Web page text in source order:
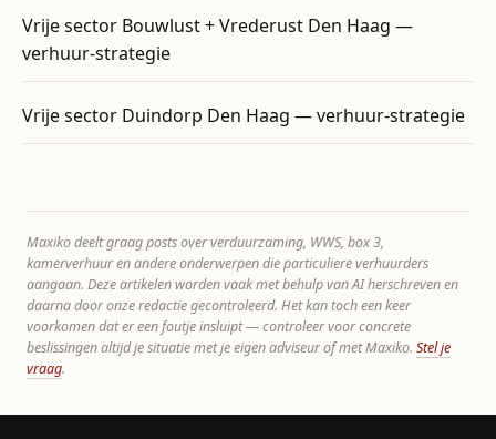
Vrije sector Bouwlust + Vrederust Den Haag —
verhuur-strategie
Vrije sector Duindorp Den Haag — verhuur-strategie
Maxiko deelt graag posts over verduurzaming, WWS, box 3,
kamerverhuur en andere onderwerpen die particuliere verhuurders
aangaan. Deze artikelen worden vaak met behulp van AI herschreven en
daarna door onze redactie gecontroleerd. Het kan toch een keer
voorkomen dat er een foutje insluipt — controleer voor concrete
beslissingen altijd je situatie met je eigen adviseur of met Maxiko. Stel je
vraag.